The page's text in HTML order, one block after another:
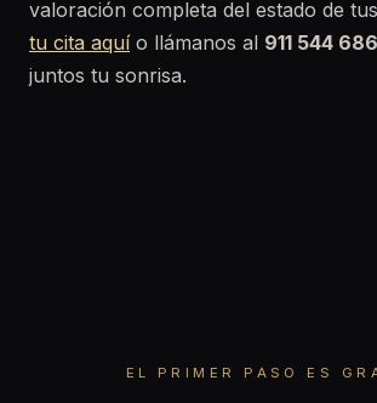
valoración completa del estado de
tu cita aquío llámanos al 911 544 686
juntos tu sonrisa.
EL PRIMER PASO ES